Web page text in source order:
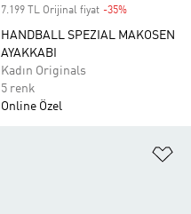
7.199 TL Orijinal fiyat -35%
HANDBALL SPEZIAL MAKOSEN
AYAKKABI
Kadın Originals
5 renk
Online Özel